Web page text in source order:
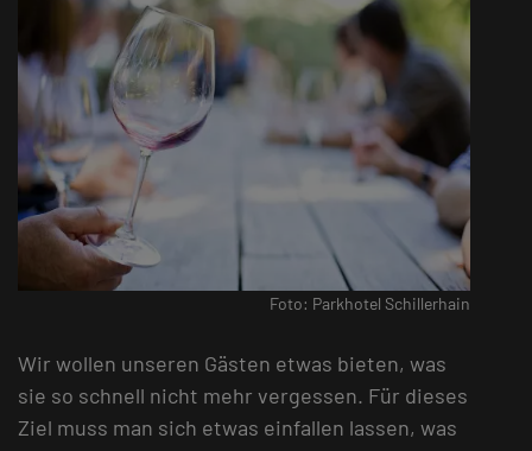
Foto: Parkhotel Schillerhain
Wir wollen unseren Gästen etwas bieten, was
sie so schnell nicht mehr vergessen. Für dieses
Ziel muss man sich etwas einfallen lassen, was